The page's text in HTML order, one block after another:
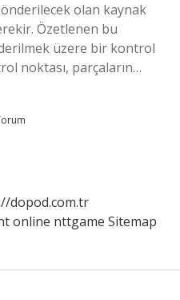
olan kaynak
Özetlenen bu
üzere bir kontrol
noktası, parçaların…
dopod.com.tr
online nttgame Sitemap